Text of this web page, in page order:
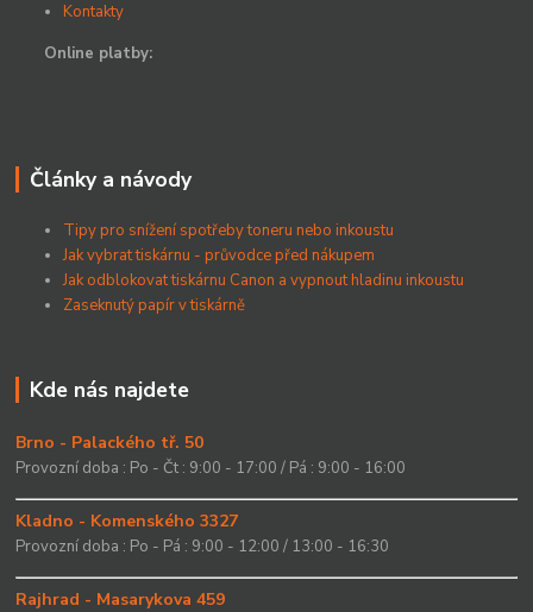
Kontakty
Online platby:
Články a návody
Tipy pro snížení spotřeby toneru nebo inkoustu
Jak vybrat tiskárnu - průvodce před nákupem
Jak odblokovat tiskárnu Canon a vypnout hladinu inkoustu
Zaseknutý papír v tiskárně
Kde nás najdete
Brno - Palackého tř. 50
Provozní doba : Po - Čt : 9:00 - 17:00 / Pá : 9:00 - 16:00
Kladno - Komenského 3327
Provozní doba : Po - Pá : 9:00 - 12:00 / 13:00 - 16:30
Rajhrad - Masarykova 459